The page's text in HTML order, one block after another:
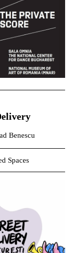
Benescu
Spaces